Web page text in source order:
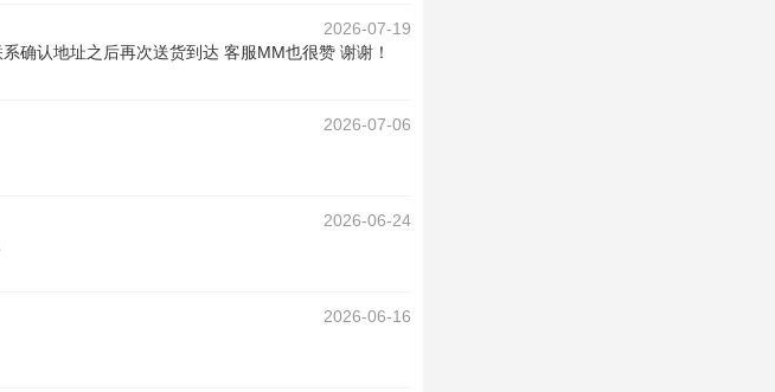
2026-07-19
确认地址之后再次送货到达 客服MM也很赞 谢谢！
2026-07-06
2026-06-24
2026-06-16